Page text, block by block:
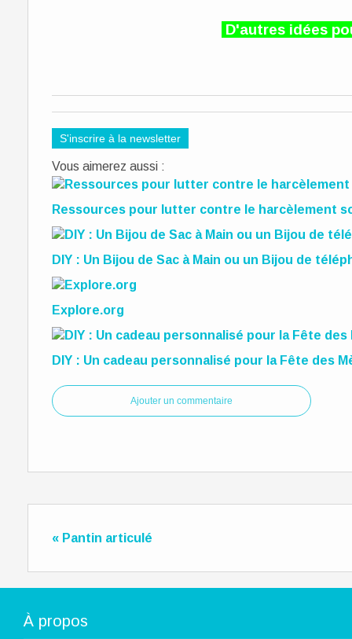
D'autres idées
S'inscrire à la newsletter
Vous aimerez aussi :
Ressources pour lutter contre le harcèlement
DIY : Un Bijou de Sac à Main ou un Bijou de
Explore.org
DIY : Un cadeau personnalisé pour la Fête des
Ajouter un commentaire
« Pantin articulé
À propos